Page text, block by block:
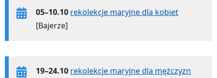
05–10.10 rekolekcje maryjne dla kobiet
[Bajerze]
19–24.10 rekolekcje maryjne dla mężczyzn